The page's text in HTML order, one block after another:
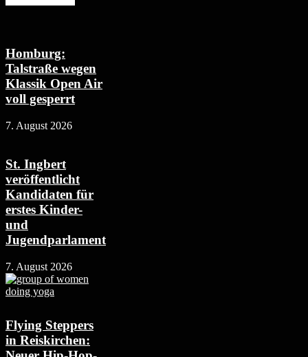
Homburg:
Talstraße wegen
Klassik Open Air
voll gesperrt
7. August 2026
St. Ingbert
veröffentlicht
Kandidaten für
erstes Kinder-
und
Jugendparlament
7. August 2026
Flying Steppers
in Reiskirchen: